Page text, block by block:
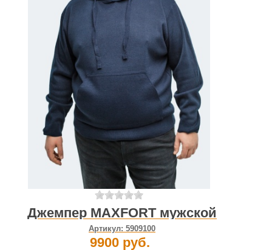
Джемпер MAXFORT мужской
Артикул: 5909100
9900 руб.